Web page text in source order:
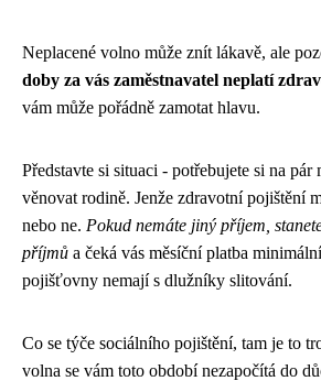
Neplacené volno může znít lákavě, ale
doby za vás zaměstnavatel neplatí
vám může pořádně zamotat hlavu.
Představte si situaci - potřebujete si na pár
věnovat rodině. Jenže zdravotní pojištění
nebo ne. Pokud nemáte jiný příjem,
příjmů a čeká vás měsíční platba
pojišťovny nemají s dlužníky slitování.
Co se týče sociálního pojištění, tam je to
volna se vám toto období nezapočítá do